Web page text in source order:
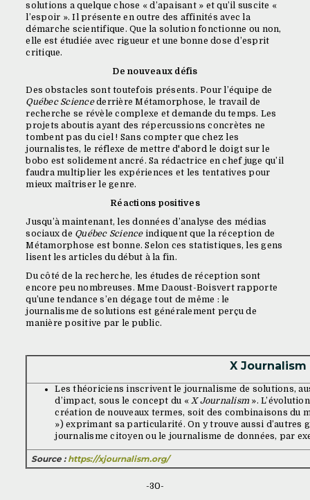
solutions a quelque chose « d’apaisant » et qu’il suscite «
l’espoir ». Il présente en outre des affinités avec la
démarche scientifique. Que la solution fonctionne ou non,
elle est étudiée avec rigueur et une bonne dose d’esprit
critique.
De nouveaux défis
Des obstacles sont toutefois présents. Pour l’équipe de
Québec Sciencederrière Métamorphose, le travail de
recherche se révèle complexe et demande du temps. Les
projets aboutis ayant des répercussions concrètes ne
tombent pas du ciel ! Sans compter que chez les
journalistes, le réflexe de mettre d'abord le doigt sur le
bobo est solidement ancré. Sa rédactrice en chef juge qu’il
faudra multiplier les expériences et les tentatives pour
mieux maîtriser le genre.
Réactions positives
Jusqu’à maintenant, les données d’analyse des médias
sociaux de Québec Scienceindiquent que la réception de
Métamorphose est bonne. Selon ces statistiques, les gens
lisent les articles du début à la fin.
Du côté de la recherche, les études de réception sont
encore peu nombreuses. Mme Daoust-Boisvert rapporte
qu’une tendance s’en dégage tout de même : le
journalisme de solutions est généralement perçu de
manière positive par le public.
X Journalism
Les théoriciens inscrivent le journalisme de solutions,
d’impact, sous le concept du «X Journalism ».
création de nouveaux termes, soit des combinaisons du
») exprimant sa particularité. On y trouve aussi d’autres
journalisme citoyen ou le journalisme de données, par
Source : https://xjournalism.org/
-30-